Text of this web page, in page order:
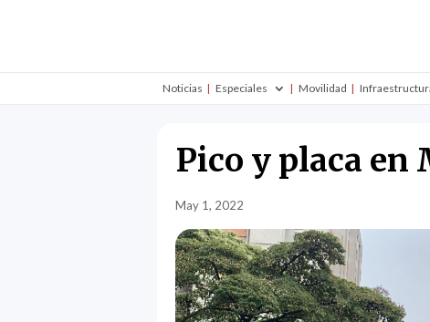
Noticias Especiales Movilidad
Pico y placa en
May 1, 2022